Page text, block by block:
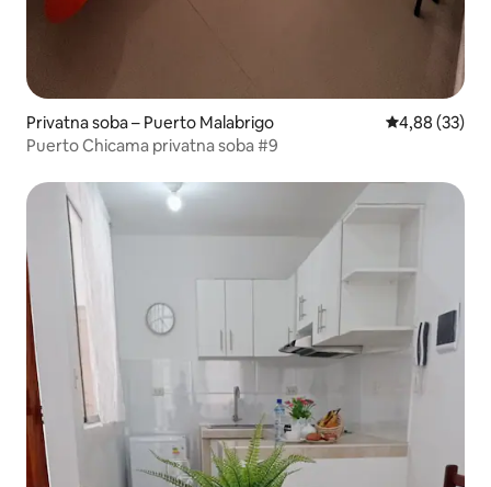
Privatna soba – Puerto Malabrigo Prosječna
4,88 (33)
Puerto Chicama privatna soba #9